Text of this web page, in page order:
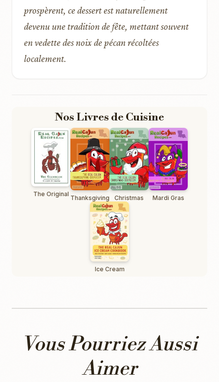
prospèrent, ce dessert est naturellement
devenu une tradition de fête, mettant souvent
en vedette des noix de pécan récoltées
localement.
Nos Livres de Cuisine
The Original Thanksgiving Christmas Mardi Gras
Ice Cream
Vous Pourriez Aussi
Aimer